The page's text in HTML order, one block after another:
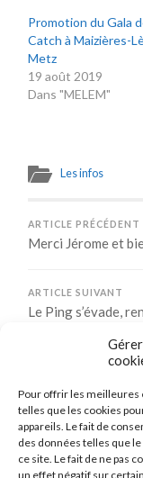
Pour offrir les meilleures
telles que les cookies
appareils. Le fait de
des données telles que
ce site. Le fait de ne pas
un effet négatif sur
Promotion du Gala
Catch à Maizières-
Metz
19 août 2019
Dans "MELEM"
Les infos
ARTICLE PRÉCÉDENT
Merci Jérome et
ARTICLE SUIVANT
Le Ping s’évade,